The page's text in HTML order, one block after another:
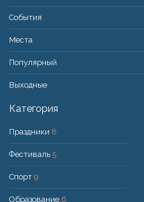
События
Места
Популярный
Bыходные
Категория
Праздники 8
Фестиваль 5
Спорт 9
Образование 6